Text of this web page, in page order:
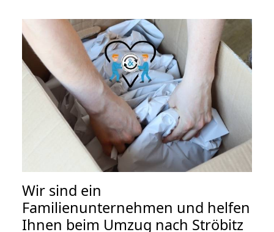
Wir sind ein
Familienunternehmen und helfen
Ihnen beim Umzug nach Ströbitz